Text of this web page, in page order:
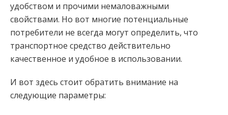
удобством и прочими немаловажными
свойствами. Но вот многие потенциальные
потребители не всегда могут определить, что
транспортное средство действительно
качественное и удобное в использовании.
И вот здесь стоит обратить внимание на
следующие параметры: